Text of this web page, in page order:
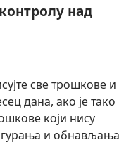
над
све трошкове и
дана, ако је тако
који нису
и обнављања